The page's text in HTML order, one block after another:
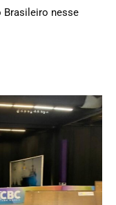
Brasileiro nesse